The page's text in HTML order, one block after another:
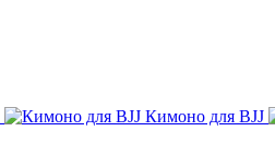
Кимоно для BJJ